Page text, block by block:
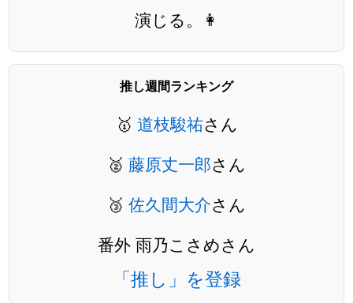
演じる。👩
推し週間ランキング
🥇 道枝駿祐さん
🥈 藤原丈一郎さん
🥉 佐久間大介さん
番外 雨乃こさめさん
「推し」を登録